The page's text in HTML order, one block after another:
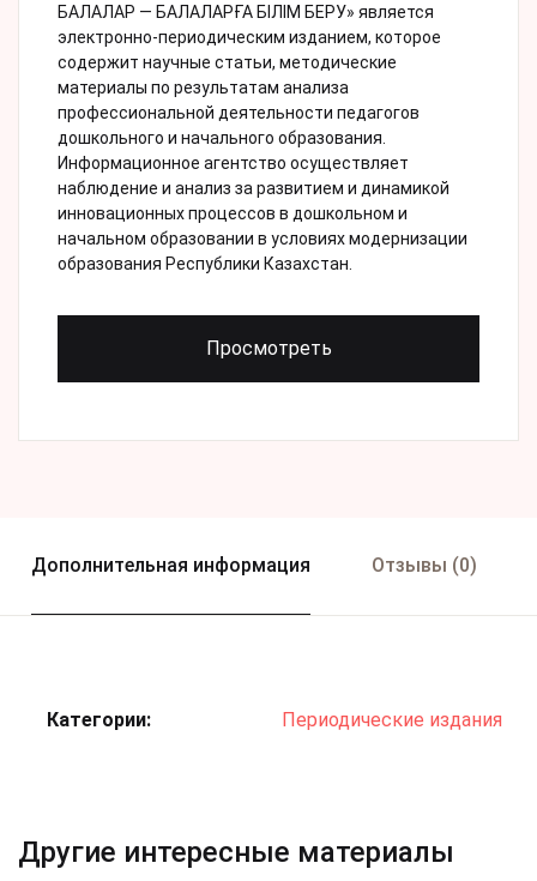
БАЛАЛАР — БАЛАЛАРҒА БІЛІМ БЕРУ» является
электронно-периодическим изданием, которое
содержит научные статьи, методические
материалы по результатам анализа
профессиональной деятельности педагогов
дошкольного и начального образования.
Информационное агентство осуществляет
наблюдение и анализ за развитием и динамикой
инновационных процессов в дошкольном и
начальном образовании в условиях модернизации
образования Республики Казахстан.
Просмотреть
Дополнительная информация Отзывы (0)
Категории: Периодические издания
Другие интересные материалы